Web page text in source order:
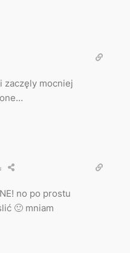
zaczęly mocniej
no po prostu
🙂 mniam